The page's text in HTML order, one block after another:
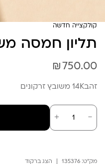
קולקצייה חדשה
תליון חמסה
₪ 750.00
זהב14K משובץ זרקונים
－
כמות
של
תליון
＋
מק"ט: 135376 הצג ברקוד